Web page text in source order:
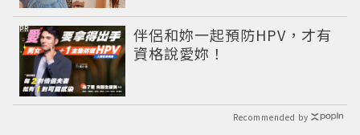
伴侶和妳一起預防HPV，才有
資格說愛妳！
PR
Recommended by